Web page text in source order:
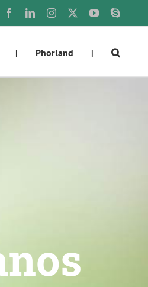
FacebookLinkedInInstagram YouTubeSkype
| Phorland |